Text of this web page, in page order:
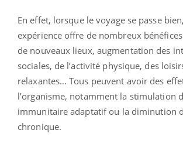
En effet, lorsque le voyage se passe
expérience offre de nombreux
de nouveaux lieux, augmentation des
sociales, de l’activité physique, des
relaxantes… Tous peuvent avoir des
l’organisme, notamment la stimulation
immunitaire adaptatif ou la diminution
chronique.